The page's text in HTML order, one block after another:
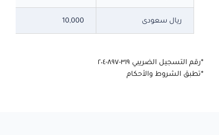
ريال سعودى 10,000
*رقم التسجيل الضريبي ٣١٩-٨٩٧-٢٠٤
*تطبق الشروط والأحكام